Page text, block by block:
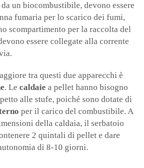
un biocombustibile, devono essere
fumaria per lo scarico dei fumi,
scompartimento per la raccolta del
essere collegate alla corrente
tra questi due apparecchi è
. Le caldaie a pellet hanno bisogno
alle stufe, poiché sono dotate di
per il carico del combustibile. A
della caldaia, il serbatoio
2 quintali di pellet e dare
di 8-10 giorni.